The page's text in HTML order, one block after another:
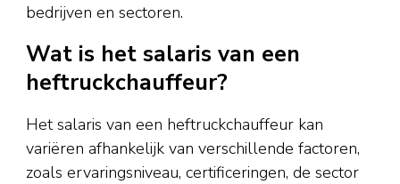
bedrijven en sectoren.
Wat is het salaris van een
heftruckchauffeur?
Het salaris van een heftruckchauffeur kan
variëren afhankelijk van verschillende factoren,
zoals ervaringsniveau, certificeringen, de sector